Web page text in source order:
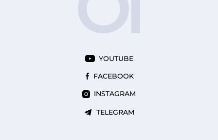
YOUTUBE
FACEBOOK
INSTAGRAM
TELEGRAM